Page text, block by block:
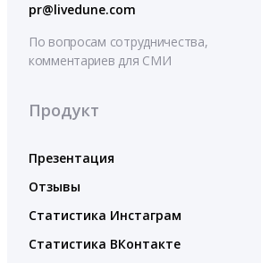
pr@livedune.com
По вопросам сотрудничества,
комментариев для СМИ
Продукт
Презентация
Отзывы
Статистика Инстаграм
Статистика ВКонтакте